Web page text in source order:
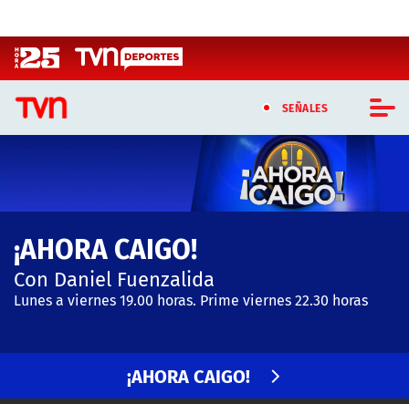
SEÑALES
CASTING MASTERCHEF CHILE
CASTING TVN VERTICAL
TVN VERTICAL
TVN PLAY
¡AHORA CAIGO!
Con Daniel Fuenzalida
Lunes a viernes 19.00 horas. Prime viernes 22.30 horas
¡AHORA CAIGO!